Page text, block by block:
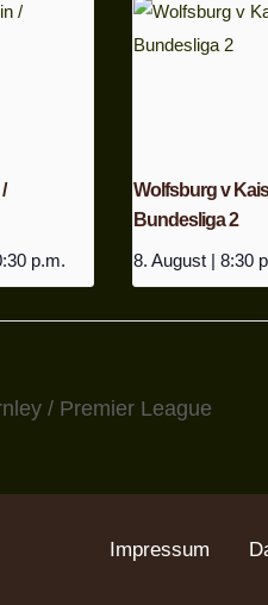
p.m.
Wolfsburg v
Bundesliga 2
8. August | 8:30
/ Premier League
Impressum